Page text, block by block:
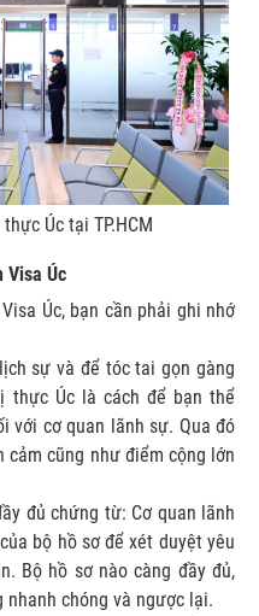
Úc tại TP.HCM
Visa Úc
Úc, bạn cần phải ghi nhớ
sự và để tóc tai gọn gàng
thực Úc là cách để bạn thể
với cơ quan lãnh sự. Qua đó
cảm cũng như điểm cộng lớn
đủ chứng từ: Cơ quan lãnh
bộ hồ sơ để xét duyệt yêu
Bộ hồ sơ nào càng đầy đủ,
chóng và ngược lại.